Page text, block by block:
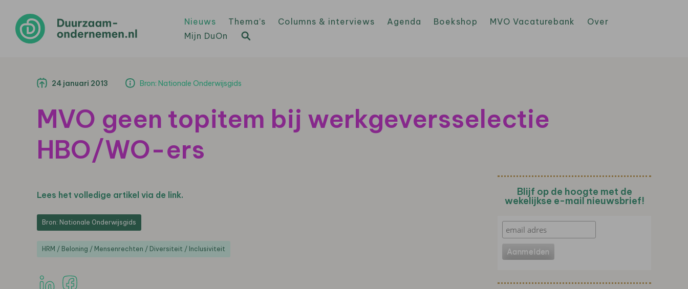
Nieuws Thema’s Columns & interviews Agenda Boekshop MVO Vacaturebank
Over
Mijn DuOn
24 januari 2013 Bron: Nationale Onderwijsgids
MVO geen topitem bij werkgeversselectie
HBO/WO-ers
Lees het volledige artikel via de link.
Bron: Nationale Onderwijsgids
HRM / Beloning / Mensenrechten / Diversiteit / Inclusiviteit
Blijf op de hoogte met de
wekelijkse e-mail nieuwsbrief!